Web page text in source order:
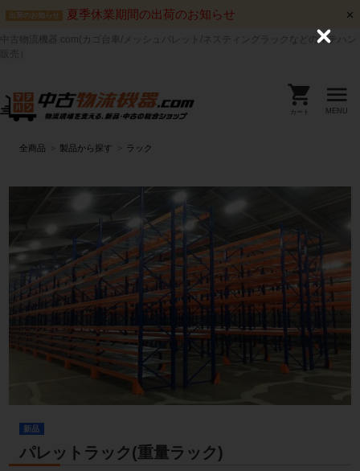
出荷のお知らせ 夏季休業期間の出荷のお知らせ
中古物流機器.com(カゴ台車/メッシュパレット/ネスティングラックなどのマテハン
カート MENU
全商品 製品から探す ラック
新品
パレットラック(重量ラック)
C
e